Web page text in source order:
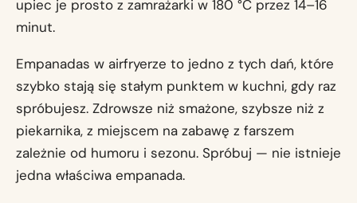
upiec je prosto z zamrażarki w 180 °C przez 14–16
minut.
Empanadas w airfryerze to jedno z tych dań, które
szybko stają się stałym punktem w kuchni, gdy raz
spróbujesz. Zdrowsze niż smażone, szybsze niż z
piekarnika, z miejscem na zabawę z farszem
zależnie od humoru i sezonu. Spróbuj — nie istnieje
jedna właściwa empanada.